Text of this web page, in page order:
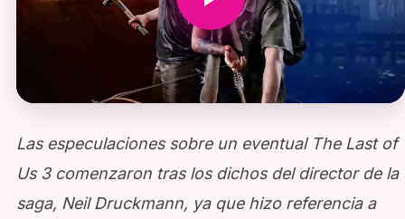
Las especulaciones sobre un eventual The Last of
Us 3 comenzaron tras los dichos del director de la
saga, Neil Druckmann, ya que hizo referencia a